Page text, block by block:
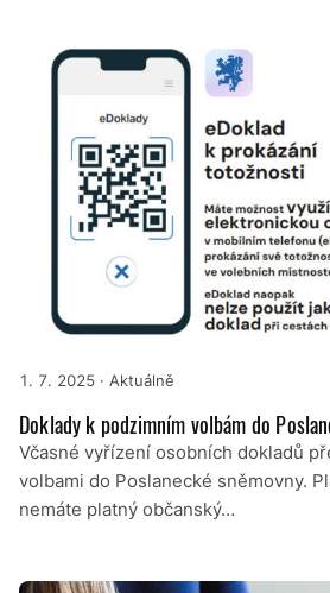
1. 7. 2025 · Aktuálně
Doklady k podzimním volbám do
Včasné vyřízení osobních dokladů
volbami do Poslanecké sněmovny.
nemáte platný občanský…